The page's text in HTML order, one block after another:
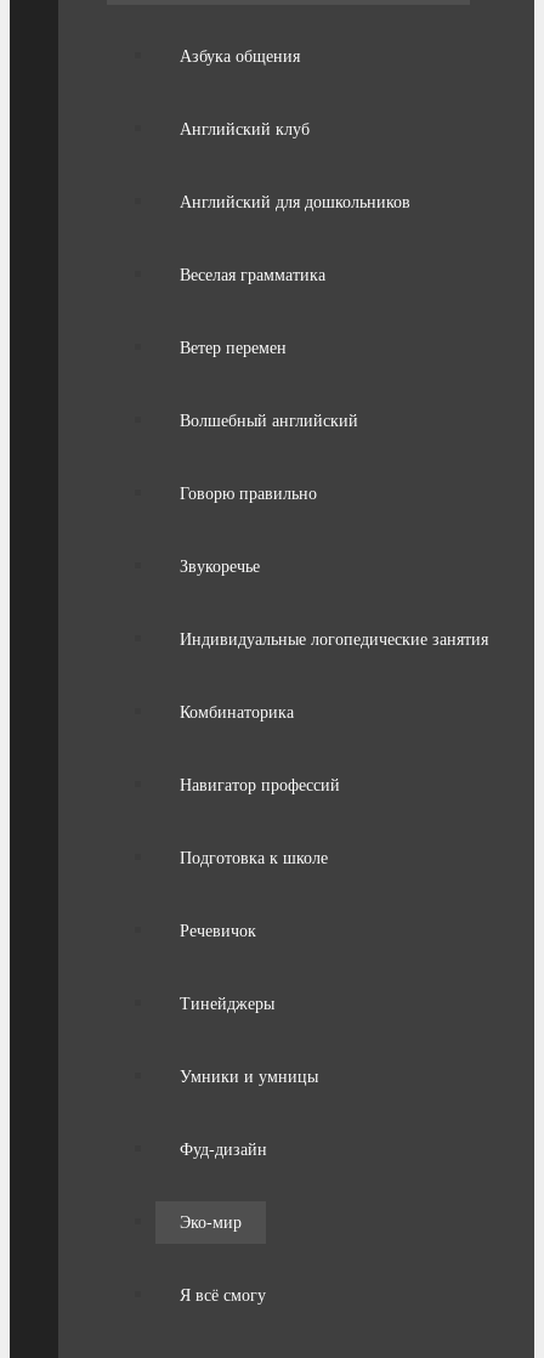
Азбука общения
Английский клуб
Английский для дошкольников
Веселая грамматика
Ветер перемен
Волшебный английский
Говорю правильно
Звукоречье
Индивидуальные логопедические занятия
Комбинаторика
Навигатор профессий
Подготовка к школе
Речевичок
Тинейджеры
Умники и умницы
Фуд-дизайн
Эко-мир
Я всё смогу